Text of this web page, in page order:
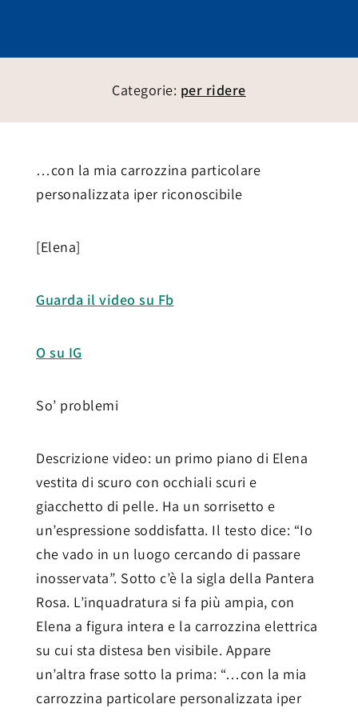
Categorie: per ridere
…con la mia carrozzina particolare
personalizzata iper riconoscibile
[Elena]
Guarda il video su Fb
O su IG
So’ problemi
Descrizione video: un primo piano di Elena
vestita di scuro con occhiali scuri e
giacchetto di pelle. Ha un sorrisetto e
un’espressione soddisfatta. Il testo dice: “Io
che vado in un luogo cercando di passare
inosservata”. Sotto c’è la sigla della Pantera
Rosa. L’inquadratura si fa più ampia, con
Elena a figura intera e la carrozzina elettrica
su cui sta distesa ben visibile. Appare
un’altra frase sotto la prima: “…con la mia
carrozzina particolare personalizzata iper